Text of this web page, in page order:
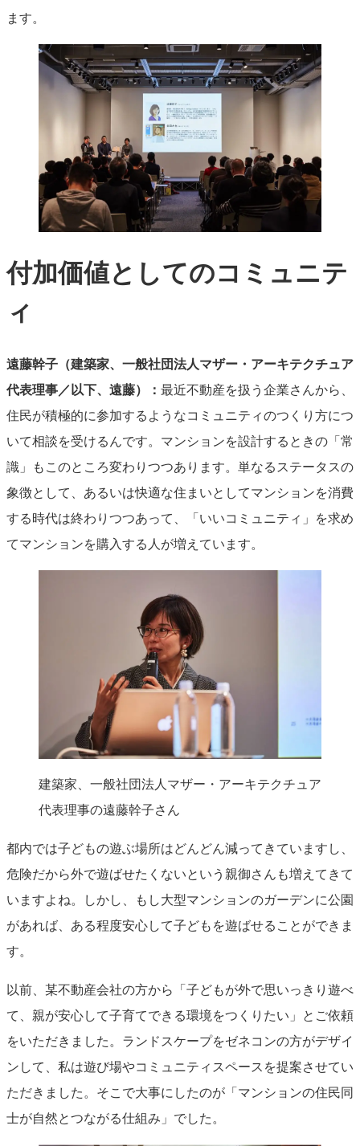
ます。
付加価値としてのコミュニテ
ィ
遠藤幹子（建築家、一般社団法人マザー・アーキテクチュア
代表理事／以下、遠藤）： 最近不動産を扱う企業さんから、
住民が積極的に参加するようなコミュニティのつくり方につ
いて相談を受けるんです。マンションを設計するときの「常
識」もこのところ変わりつつあります。単なるステータスの
象徴として、あるいは快適な住まいとしてマンションを消費
する時代は終わりつつあって、「いいコミュニティ」を求め
てマンションを購入する人が増えています。
建築家、一般社団法人マザー・アーキテクチュア
代表理事の遠藤幹子さん
都内では子どもの遊ぶ場所はどんどん減ってきていますし、
危険だから外で遊ばせたくないという親御さんも増えてきて
いますよね。しかし、もし大型マンションのガーデンに公園
があれば、ある程度安心して子どもを遊ばせることができま
す。
以前、某不動産会社の方から「子どもが外で思いっきり遊べ
て、親が安心して子育てできる環境をつくりたい」とご依頼
をいただきました。ランドスケープをゼネコンの方がデザイ
ンして、私は遊び場やコミュニティスペースを提案させてい
ただきました。そこで大事にしたのが「マンションの住民同
士が自然とつながる仕組み」でした。